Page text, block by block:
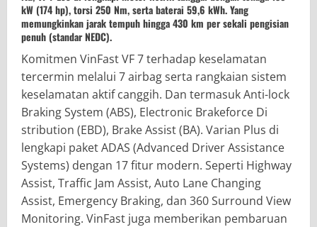
kW (174 hp), torsi 250 Nm, serta baterai 59,6 kWh. Yang
memungkinkan jarak tempuh hingga 430 km per sekali pengisian
penuh (standar NEDC).
Komitmen VinFast VF 7 terhadap keselamatan
tercermin melalui 7 airbag serta rangkaian sistem
keselamatan aktif canggih. Dan termasuk Anti-lock
Braking System (ABS), Electronic Brakeforce Di
stribution (EBD), Brake Assist (BA). Varian Plus di
lengkapi paket ADAS (Advanced Driver Assistance
Systems) dengan 17 fitur modern. Seperti Highway
Assist, Traffic Jam Assist, Auto Lane Changing
Assist, Emergency Braking, dan 360 Surround View
Monitoring. VinFast juga memberikan pembaruan